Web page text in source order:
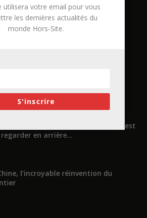
plutôt que démolir, ce n’est
en arrière...
l’incroyable réinvention du
utilisera votre email pour vous
les dernières actualités du
monde Hors-Site.
S'inscrire